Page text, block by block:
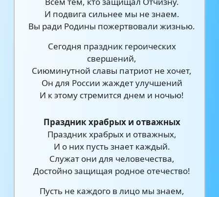
И подвига сильнее мы не знаем.
Вы ради Родины пожертвовали жизнью.
Сегодня праздник героических
свершений,
Сиюминутной славы патриот не хочет,
Он для России жаждет улучшений
И к этому стремится днем и ночью!
Праздник храбрых и отважных
Праздник храбрых и отважных,
И о них пусть знает каждый.
Служат они для человечества,
Достойно защищая родное отечество!
Пусть не каждого в лицо мы знаем,